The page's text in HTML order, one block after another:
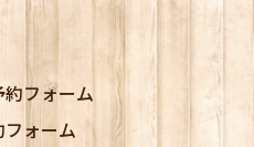
フォーム
ォーム